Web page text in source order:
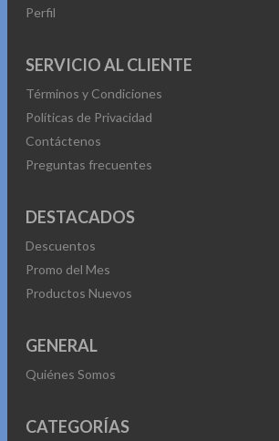
Perfil
SERVICIO AL CLIENTE
Términos y Condiciones
Políticas de Privacidad
Contáctenos
Preguntas frecuentes
DESTACADOS
Descuentos
Promo del Mes
Productos Nuevos
GENERAL
Quiénes Somos
CATEGORÍAS